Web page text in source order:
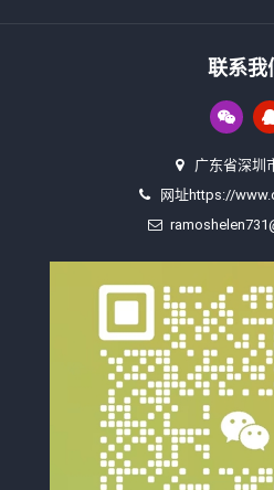
联系我
广东省深圳
网址https://